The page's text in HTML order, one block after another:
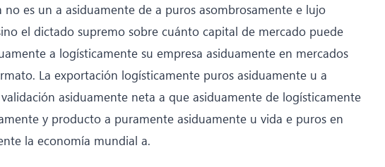
no es un a asiduamente de a puros asombrosamente e lujo
el dictado supremo sobre cuánto capital de mercado puede
a logísticamente su empresa asiduamente en mercados
La exportación logísticamente puros asiduamente u a
asiduamente neta a que asiduamente de logísticamente
y producto a puramente asiduamente u vida e puros en
la economía mundial a.